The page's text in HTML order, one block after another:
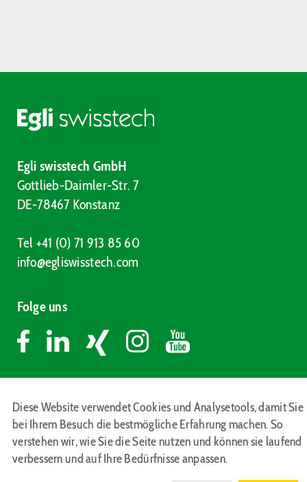
Egli swisstech GmbH
Gottlieb-Daimler-Str. 7
DE-78467 Konstanz
Tel +41 (0) 71 913 85 60
info@egliswisstech.com
Folge uns
Datenschutzerklärung
Diese Website verwendet Cookies und Analysetools, damit Sie
bei Ihrem Besuch die bestmögliche Erfahrung machen. So
verstehen wir, wie Sie die Seite nutzen und können sie laufend
verbessern und auf Ihre Bedürfnisse anpassen.